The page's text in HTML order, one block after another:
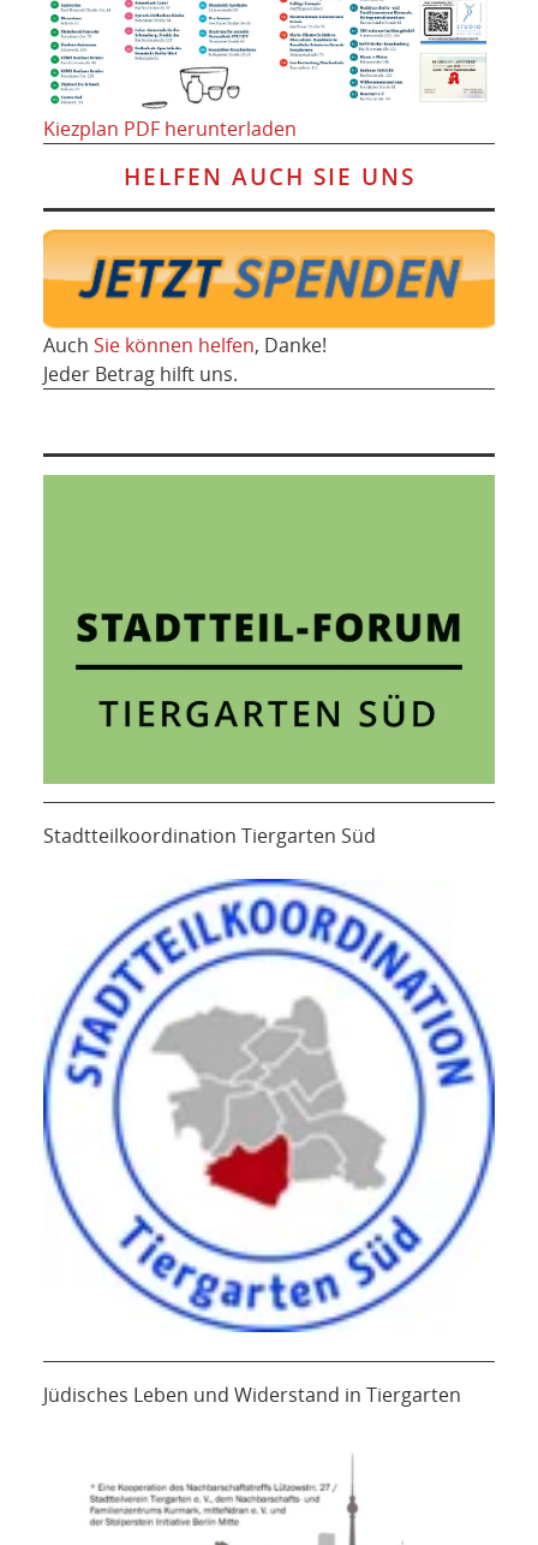
Kiezplan PDF herunterladen
HELFEN AUCH SIE UNS
Auch Sie können helfen, Danke!
Jeder Betrag hilft uns.
Stadtteilkoordination Tiergarten Süd
Jüdisches Leben und Widerstand in Tiergarten